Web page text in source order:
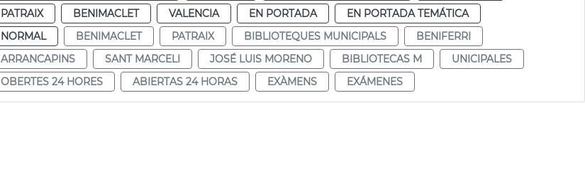
PATRAIX
BENIMACLET VALENCIA EN PORTADA
EN PORTADA TEMÁTICA
NORMAL
BENIMACLET PATRAIX BIBLIOTEQUES MUNICIPALS
BENIFERRI
ARRANCAPINS
SANT MARCELI JOSÉ LUIS MORENO BIBLIOTECAS M
UNICIPALES
OBERTES 24 HORES
ABIERTAS 24 HORAS EXÀMENS EXÁMENES